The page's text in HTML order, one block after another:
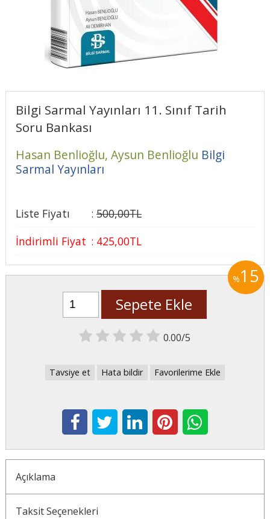
Bilgi Sarmal Yayınları 11. Sınıf Tarih
Soru Bankası
Hasan Benlioğlu, Aysun Benlioğlu Bilgi
Sarmal Yayınları
Liste Fiyatı : 500,00TL
İndirimli Fiyat : 425,00TL
%15
Sepete Ekle
0.00/5
Tavsiye et Hata bildir Favorilerime Ekle
Açıklama
Taksit Seçenekleri